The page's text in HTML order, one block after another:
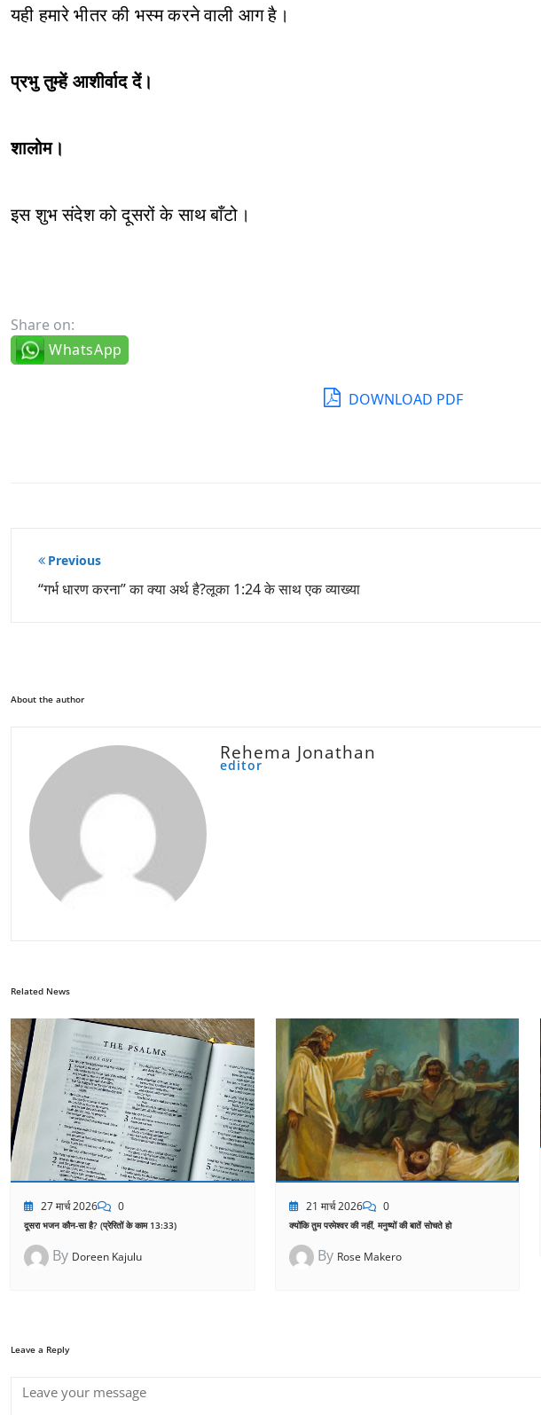
यही हमारे भीतर की भस्म करने वाली आग है।
प्रभु तुम्हें आशीर्वाद दें।
शालोम।
इस शुभ संदेश को दूसरों के साथ बाँटो।
Share on:
WhatsApp
DOWNLOAD PDF
पोस्ट
नेविगेशन
Previous
“गर्भ धारण करना” का क्या अर्थ है?लूका 1:24 के साथ एक व्याख्या
About the author
Rehema Jonathan
editor
Related News
27 मार्च 2026 0
दूसरा भजन कौन-सा है? (प्रेरितों के काम 13:33)
By Doreen Kajulu
21 मार्च 2026 0
क्योंकि तुम परमेश्वर की नहीं, मनुष्यों की बातें सोचते हो
By Rose Makero
Leave a Reply